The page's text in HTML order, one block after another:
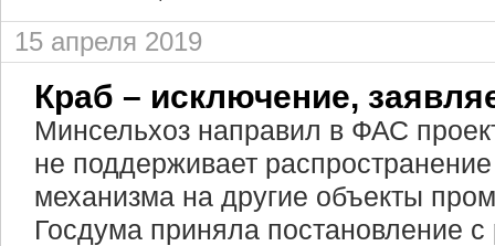
15 апреля 2019
Краб – исключение,
Минсельхоз направил в ФАС
не поддерживает
механизма на другие объекты
Госдума приняла постановление